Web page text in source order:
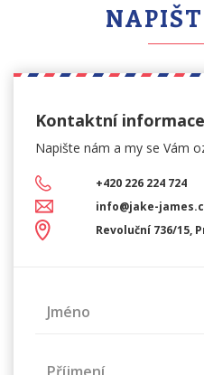
Kontaktní informace
Napište nám a my se Vám
+420 226 224 724
info@jake-
Revoluční 736/15,
Jméno